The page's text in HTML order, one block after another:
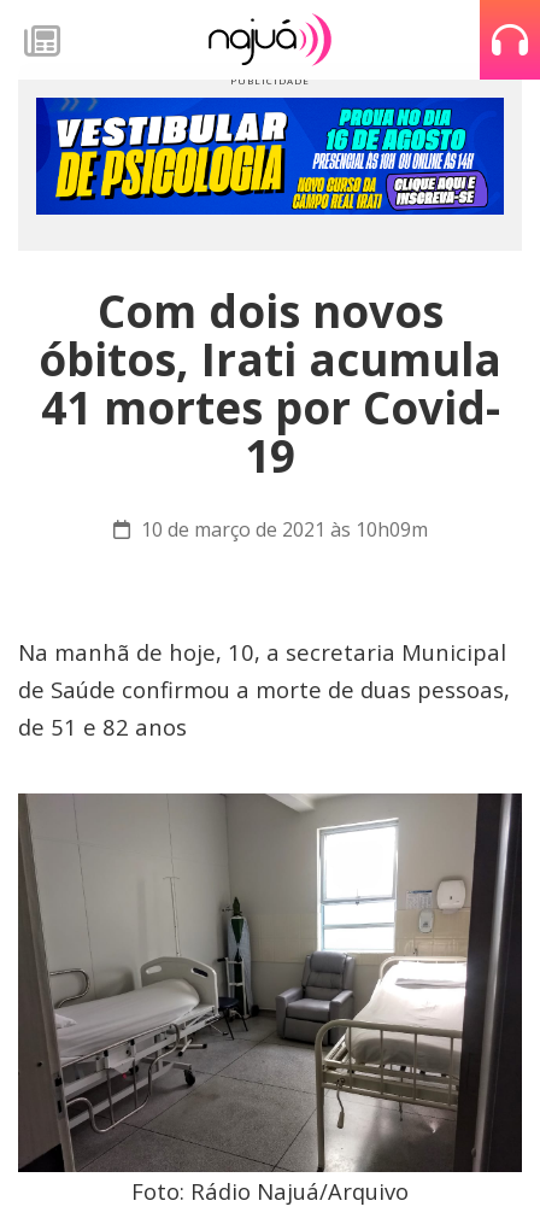
Com dois novos
óbitos, Irati acumula
41 mortes por Covid-
19
10 de março de 2021 às 10h09m
Na manhã de hoje, 10, a secretaria Municipal
de Saúde confirmou a morte de duas pessoas,
de 51 e 82 anos
Foto: Rádio Najuá/Arquivo